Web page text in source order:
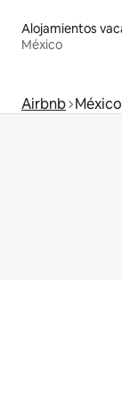
México
Airbnb México